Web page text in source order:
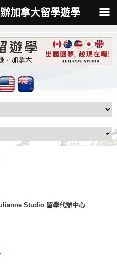
Studio 留學代辦中心
加拿大留學遊學